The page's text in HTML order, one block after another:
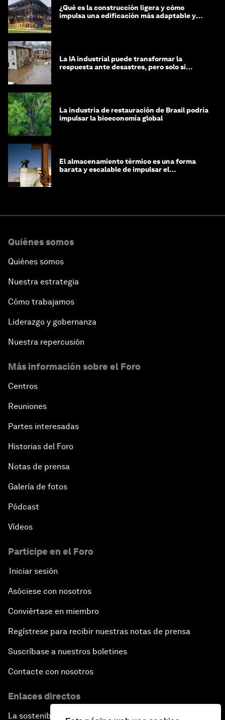
¿Qué es la construcción ligera y cómo
impulsa una edificación más adaptable y
La IA industrial puede transformar la
respuesta ante desastres, pero solo si
La industria de restauración de Brasil podría
impulsar la bioeconomía global
El almacenamiento térmico es una forma
barata y escalable de impulsar el
Quiénes somos
Quiénes somos
Nuestra estrategia
Cómo trabajamos
Liderazgo y gobernanza
Nuestra repercusión
Más información sobre el Foro
Centros
Reuniones
Partes interesadas
Historias del Foro
Notas de prensa
Galería de fotos
Pódcast
Vídeos
Participe en el Foro
Iniciar sesión
Asóciese con nosotros
Conviértase en miembro
Regístrese para recibir nuestras notas de prensa
Suscríbase a nuestros boletines
Contacte con nosotros
Enlaces directos
La sostenibilidad en el Foro